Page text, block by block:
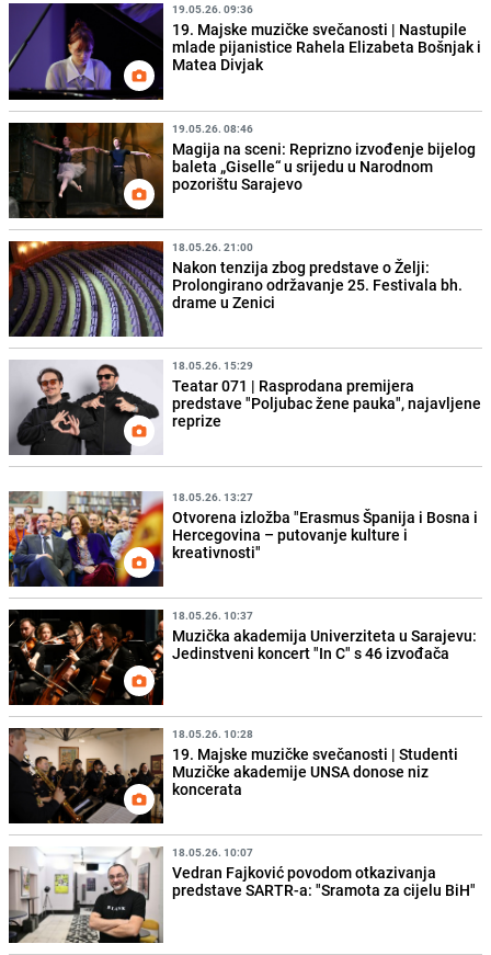
19.05.26. 09:36
19. Majske muzičke svečanosti | Nastupile
mlade pijanistice Rahela Elizabeta Bošnjak i
Matea Divjak
19.05.26. 08:46
Magija na sceni: Reprizno izvođenje bijelog
baleta „Giselle“ u srijedu u Narodnom
pozorištu Sarajevo
18.05.26. 21:00
Nakon tenzija zbog predstave o Želji:
Prolongirano održavanje 25. Festivala bh.
drame u Zenici
18.05.26. 15:29
Teatar 071 | Rasprodana premijera
predstave "Poljubac žene pauka", najavljene
reprize
18.05.26. 13:27
Otvorena izložba "Erasmus Španija i Bosna i
Hercegovina – putovanje kulture i
kreativnosti"
18.05.26. 10:37
Muzička akademija Univerziteta u Sarajevu:
Jedinstveni koncert "In C" s 46 izvođača
18.05.26. 10:28
19. Majske muzičke svečanosti | Studenti
Muzičke akademije UNSA donose niz
koncerata
18.05.26. 10:07
Vedran Fajković povodom otkazivanja
predstave SARTR-a: "Sramota za cijelu BiH"